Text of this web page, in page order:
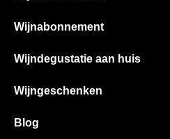
Wijnabonnement
Wijndegustatie aan huis
Wijngeschenken
Blog